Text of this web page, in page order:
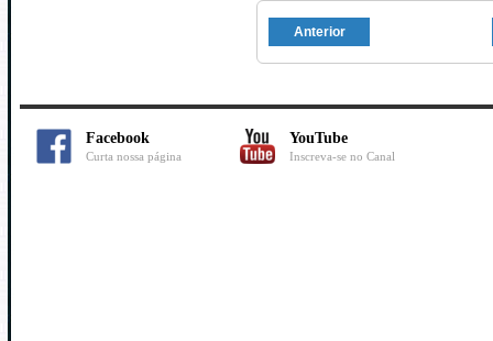
Anterior
Facebook
Curta nossa página
YouTube
Inscreva-se no Canal